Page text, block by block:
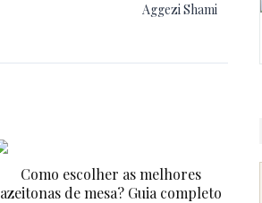
Aggezi Shami
Como escolher as melhores
azeitonas de mesa? Guia completo